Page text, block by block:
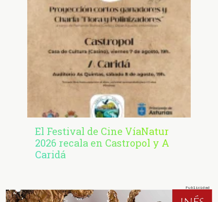
El Festival de Cine VíaNatur
2026 recala en Castropol y A
Caridá